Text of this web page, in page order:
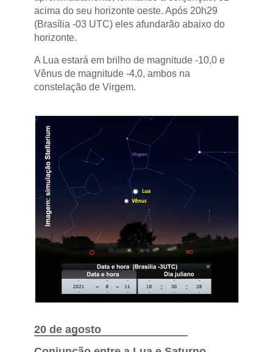
acima do seu horizonte oeste. Após 20h29
(Brasília -03 UTC) eles afundarão abaixo do
horizonte.
A Lua estará em brilho de magnitude -10,0 e
Vênus de magnitude -4,0, ambos na
constelação de Virgem.
20 de agosto